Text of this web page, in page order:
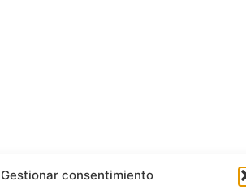
Gestionar consentimiento